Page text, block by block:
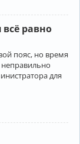
равно
пояс, но время
для